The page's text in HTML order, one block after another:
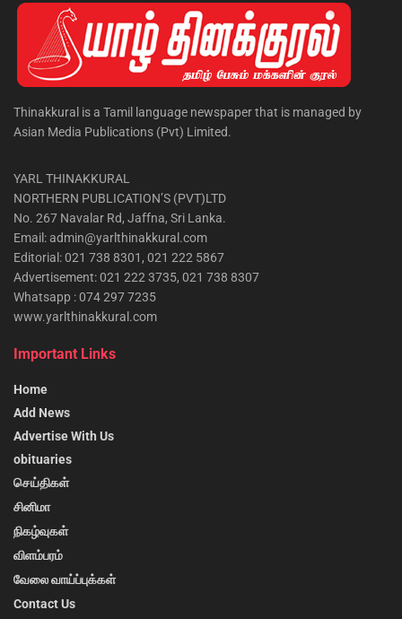
Thinakkural is a Tamil language newspaper that is managed by
Asian Media Publications (Pvt) Limited.
YARL THINAKKURAL
NORTHERN PUBLICATION’S (PVT)LTD
No. 267 Navalar Rd, Jaffna, Sri Lanka.
Email: admin@yarlthinakkural.com
Editorial: 021 738 8301, 021 222 5867
Advertisement: 021 222 3735, 021 738 8307
Whatsapp : 074 297 7235
www.yarlthinakkural.com
Important Links
Home
Add News
Advertise With Us
obituaries
செய்திகள்
சினிமா
நிகழ்வுகள்
விளம்பரம்
வேலை வாய்ப்புக்கள்
Contact Us